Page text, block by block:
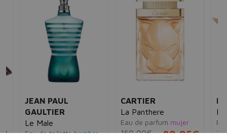
JEAN PAUL
GAULTIER
Le Male
CARTIER
La Panthere
Eau de parfum mujer